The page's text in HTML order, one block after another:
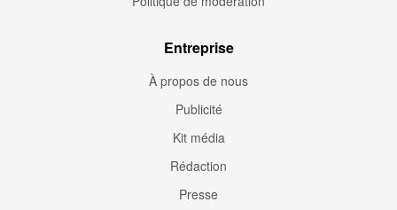
Entreprise
À propos de nous
Publicité
Kit média
Rédaction
Presse